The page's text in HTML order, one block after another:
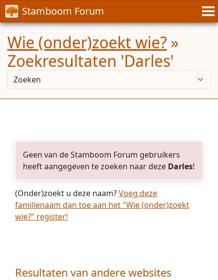
Stamboom Forum
Wie (onder)zoekt wie? »
Zoekresultaten 'Darles'
Geen van de Stamboom Forum gebruikers
heeft aangegeven te zoeken naar deze Darles!
(Onder)zoekt u deze naam?Voeg deze
familienaam dan toe aan het "Wie (onder)zoekt
wie?" register!
Resultaten van andere websites